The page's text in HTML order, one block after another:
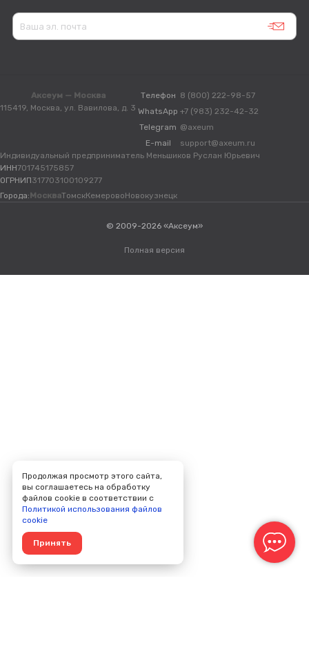
Аксеум — Москва
115419, Москва, ул. Вавилова, д. 3
Телефон 8 (800) 222-98-57
WhatsApp +7 (983) 232-42-32
Telegram @axeum
E-mail
support@axeum.ru
Индивидуальный предприниматель Меньшиков Руслан Юрьевич
ИНН701745175857
ОГРНИП317703100109277
Города: МоскваТомскКемеровоНовокузнецк
© 2009-2026 «Аксеум»
Полная версия
Продолжая просмотр этого сайта,
вы соглашаетесь на обработку
файлов cookie в соответствии с
Политикой использования файлов
cookie
Принять